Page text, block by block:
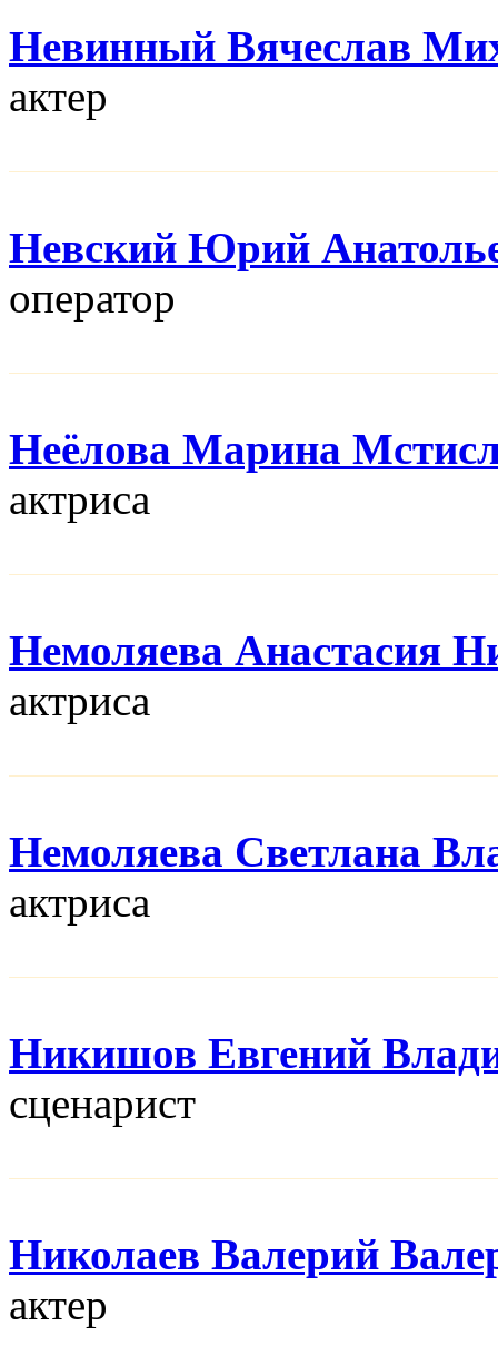
Невинный Вячеслав
актер
Невский Юрий
оператор
Неёлова Марина
актриса
Немоляева Анастасия
актриса
Немоляева Светлана
актриса
Никишов Евгений
сценарист
Николаев Валерий
актер